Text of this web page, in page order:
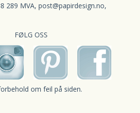
289 MVA, post@papirdesign.no,
FØLG OSS
om feil på siden.